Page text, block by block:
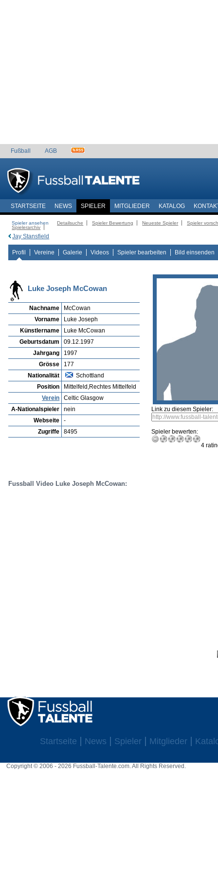
Fußball AGB
STARTSEITE NEWS SPIELER MITGLIEDER KATALOG
Spieler ansehen Detailsuche Spieler Bewertung Neueste Spieler
Spieler
Spielerarchiv
Jay Stansfield
Profil Vereine Galerie Videos Spieler bearbeiten Bild einsenden
Luke Joseph McCowan
Nachname
McCowan
Vorname
Luke Joseph
Künstlername
Luke McCowan
Geburtsdatum
09.12.1997
Jahrgang
1997
Grösse
177
Nationalität
Schottland
Position
Mittelfeld,Rechtes Mittelfeld
Verein
Celtic Glasgow
A-Nationalspieler
nein
Webseite
-
Zugriffe
8495
Link zu diesem Spieler:
Spieler bewerten:
4
Fussball Video Luke Joseph McCowan:
Startseite News Spieler Mitglieder
Copyright © 2006 - 2026 Fussball-Talente.com. All Rights Reserved.